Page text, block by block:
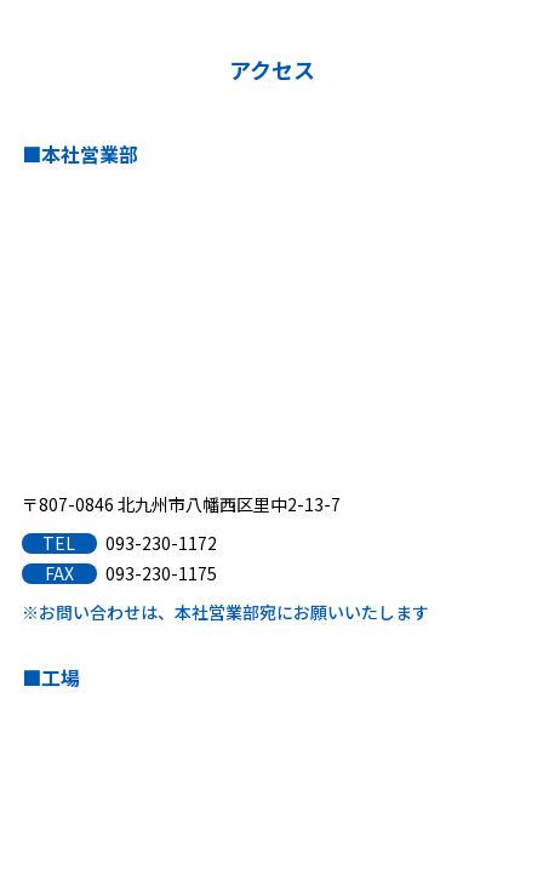
アクセス
本社営業部
〒807-0846 北九州市八幡西区里中2-13-7
TEL
093-230-1172
FAX
093-230-1175
※お問い合わせは、本社営業部宛にお願いいたします
工場